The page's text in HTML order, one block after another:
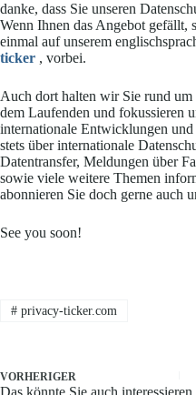
danke, dass Sie unseren
Wenn Ihnen das Angebot gefällt,
einmal auf unserem
ticker , vorbei.
Auch dort halten wir Sie rund um
dem Laufenden und fokussieren
internationale Entwicklungen
stets über internationale
Datentransfer, Meldungen über
sowie viele weitere Themen
abonnieren Sie doch gerne auch
See you soon!
#privacy-ticker.com
VORHERIGER
Das könnte Sie auch